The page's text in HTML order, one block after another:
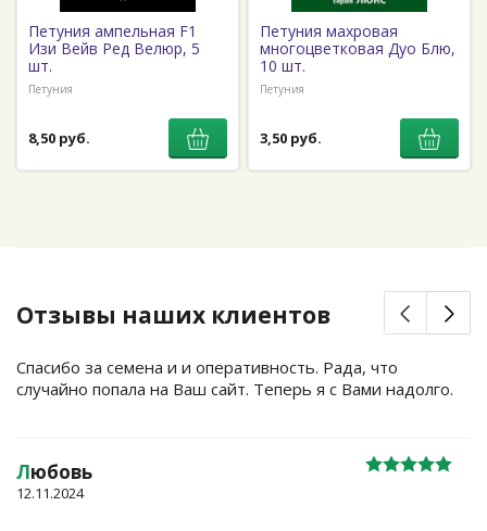
Петуния ампельная F1
Изи Вейв Ред Велюр, 5
шт.
Петуния
8,50 руб.
Петуния махровая
многоцветковая Дуо Блю,
10 шт.
Петуния
3,50 руб.
Отзывы наших клиентов
Спасибо за семена и и оперативность. Рада, что
случайно попала на Ваш сайт. Теперь я с Вами надолго.
Любовь
12.11.2024